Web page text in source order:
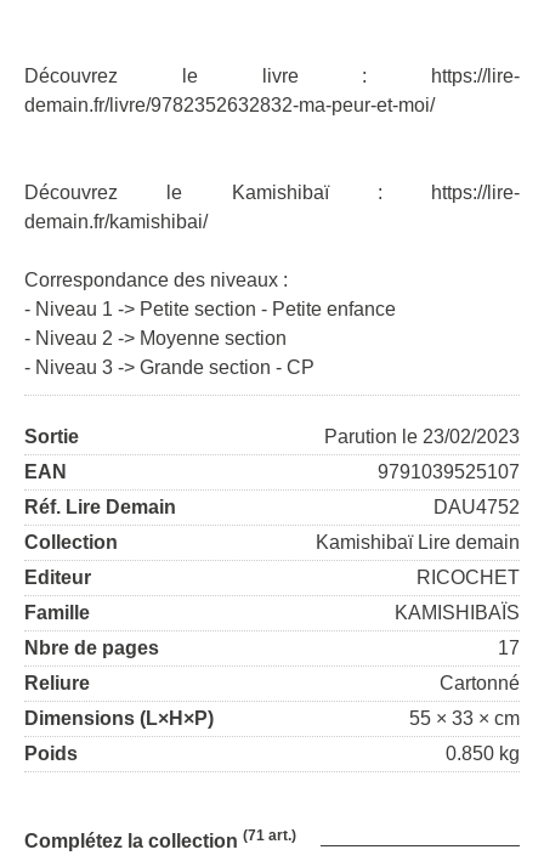
Découvrez le livre :
https://lire-
demain.fr/livre/9782352632832-ma-peur-et-moi/
Découvrez le Kamishibaï :
https://lire-
demain.fr/kamishibai/
Correspondance des niveaux :
- Niveau 1 -> Petite section - Petite enfance
- Niveau 2 -> Moyenne section
- Niveau 3 -> Grande section - CP
Sortie
Parution le 23/02/2023
EAN
9791039525107
Réf. Lire Demain
DAU4752
Collection
Kamishibaï Lire demain
Editeur
RICOCHET
Famille
KAMISHIBAÏS
Nbre de pages
17
Reliure
Cartonné
Dimensions (L×H×P)
55 × 33 × cm
Poids
0.850 kg
Complétez la collection (71 art.)